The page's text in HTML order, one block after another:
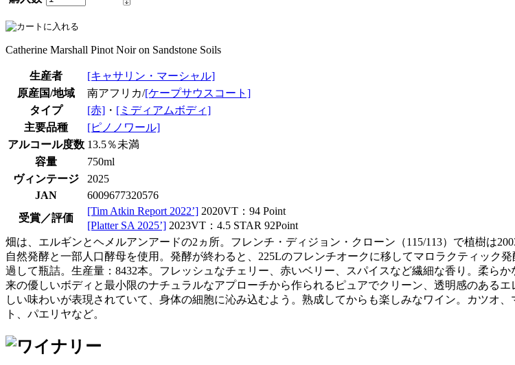
Catherine Marshall Pinot Noir on Sandstone Soils
生産者
[キャサリン・マーシャル]
原産国/地域
南アフリカ/[ケープサウスコート]
タイプ
[赤] ・ [ミディアムボディ]
主要品種
[ピノノワール]
アルコール度数 13.5％未満
容量
750ml
ヴィンテージ
2025
JAN
6009677320576
受賞／評価
[Tim Atkin Report 2022’] 2020VT：94 Point
[Platter SA 2025’] 2023VT：4.5 STAR 92Point
畑は、エルギンとヘメルアンアードの2ヵ所。フレンチ・ディジョン・クローン（115/113）で植樹は
自然発酵と一部人口酵母を使用。発酵が終わると、225Lのフレンチオークに移してマロラクティック
過して瓶詰。生産量：8432本。フレッシュなチェリー、赤いベリー、スパイスなど繊細な香り。柔ら
来の優しいボディと最小限のナチュラルなアプローチから作られるピュアでクリーン、透明感のある
しい味わいが表現されていて、身体の細胞に沁み込むよう。熟成してからも楽しみなワイン。カツオ
ト、パエリヤなど。